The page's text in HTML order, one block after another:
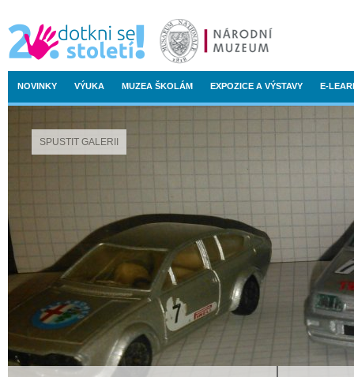
NOVINKY VÝUKA MUZEA ŠKOLÁM EXPOZICE A VÝSTAVY E-
SPUSTIT GALERII